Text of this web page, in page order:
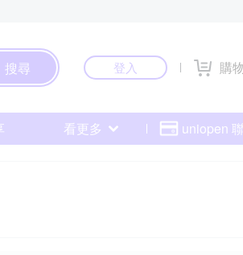
搜尋 登入 購
看更多 uniopen